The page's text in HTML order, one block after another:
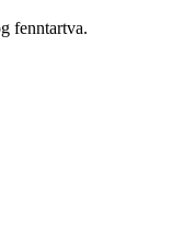
fenntartva.